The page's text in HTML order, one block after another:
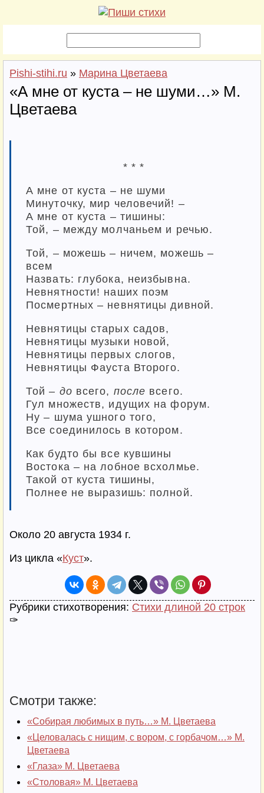
Pishi-stihi.ru » Марина Цветаева
«А мне от куста – не шуми…» М.
Цветаева
* * *
А мне от куста – не шуми
Минуточку, мир человечий! –
А мне от куста – тишины:
Той, – между молчаньем и речью.
Той, – можешь – ничем, можешь –
всем
Назвать: глубока, неизбывна.
Невнятности! наших поэм
Посмертных – невнятицы дивной.
Невнятицы старых садов,
Невнятицы музыки новой,
Невнятицы первых слогов,
Невнятицы Фауста Второго.
Той – до всего, после всего.
Гул множеств, идущих на форум.
Ну – шума ушного того,
Все соединилось в котором.
Как будто бы все кувшины
Востока – на лобное всхолмье.
Такой от куста тишины,
Полнее не выразишь: полной.
Около 20 августа 1934 г.
Из цикла «Куст».
Рубрики стихотворения: Стихи длиной 20 строк
✑
Смотри также:
«Собирая любимых в путь…» М. Цветаева
«Целовалась с нищим, с вором, с горбачом…» М.
Цветаева
«Глаза» М. Цветаева
«Столовая» М. Цветаева